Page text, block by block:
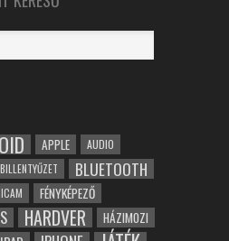
APPLE AUDIO
BILLENTYŰZET BLUETOOTH
FÉNYKÉPEZŐ
HARDVER HÁZIMOZI